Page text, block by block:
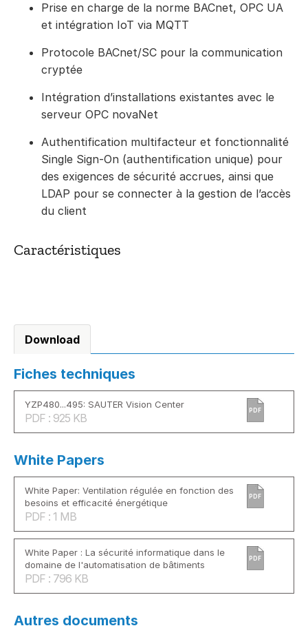
Prise en charge de la norme BACnet, OPC UA
et intégration IoT via MQTT
Protocole BACnet/SC pour la communication
cryptée
Intégration d’installations existantes avec le
serveur OPC novaNet
Authentification multifacteur et fonctionnalité
Single Sign-On (authentification unique) pour
des exigences de sécurité accrues, ainsi que
LDAP pour se connecter à la gestion de l’accès
du client
Caractéristiques
Download
Fiches techniques
YZP480...495: SAUTER Vision Center
PDF : 925 KB
PDF
White Papers
White Paper: Ventilation régulée en fonction des
besoins et efficacité énergétique
PDF : 1 MB
PDF
White Paper : La sécurité informatique dans le
domaine de l'automatisation de bâtiments
PDF : 796 KB
PDF
Autres documents